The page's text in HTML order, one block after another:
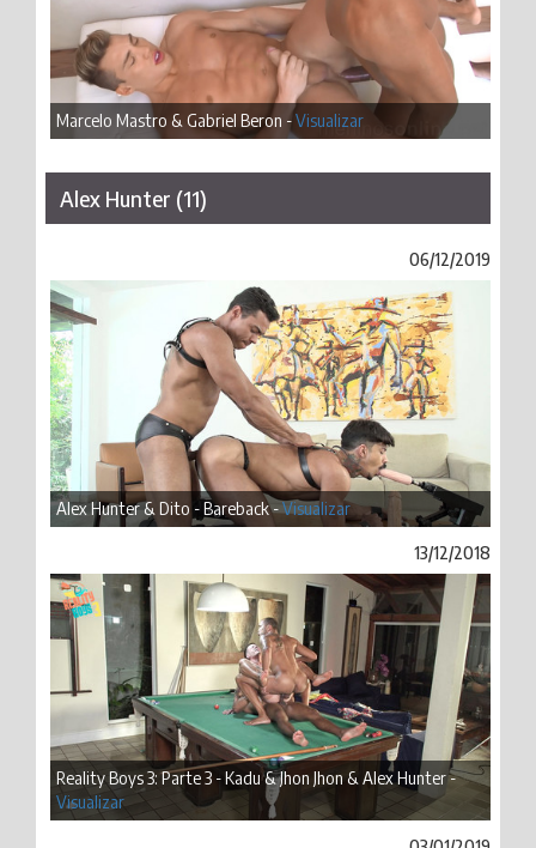
Marcelo Mastro & Gabriel Beron -Visualizar
Alex Hunter (11)
06/12/2019
Alex Hunter & Dito - Bareback -Visualizar
13/12/2018
Reality Boys 3: Parte 3 - Kadu & Jhon Jhon & Alex Hunter -
Visualizar